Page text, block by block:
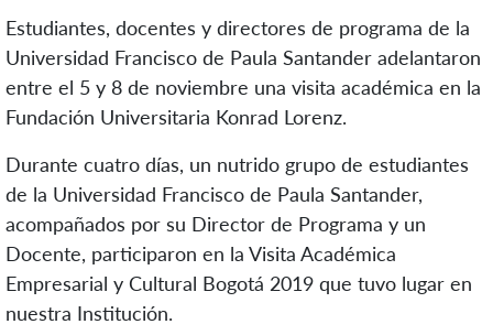
Estudiantes, docentes y directores de programa de la
Universidad Francisco de Paula Santander adelantaron
entre el 5 y 8 de noviembre una visita académica en la
Fundación Universitaria Konrad Lorenz.
Durante cuatro días, un nutrido grupo de estudiantes
de la Universidad Francisco de Paula Santander,
acompañados por su Director de Programa y un
Docente, participaron en la Visita Académica
Empresarial y Cultural Bogotá 2019 que tuvo lugar en
nuestra Institución.